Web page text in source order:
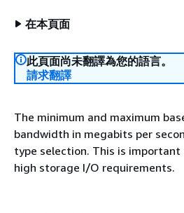
在本頁面
此頁面尚未翻譯為您的語言。
請求翻譯
The minimum and maximum
bandwidth in megabits per
type selection. This is
high storage I/O requirements.